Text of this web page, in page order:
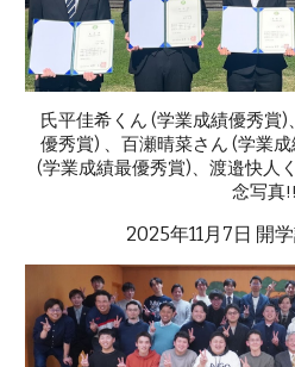
氏平佳希くん (学業成績優秀賞)、
優秀賞) 、百瀬晴菜さん (学業
(学業成績最優秀賞)、 渡邉快人
念写真!!
2025年11月7日 開